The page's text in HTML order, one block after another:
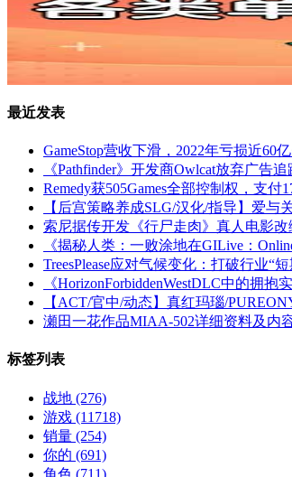
最近发表
GameStop营收下滑，2022年亏损近
《Pathfinder》开发商Owlcat放弃广告
Remedy获505Games全部控制权，支
【后宫策略养成SLG/汉化/指导】爱与
索尼据传开发《行尸走肉》真人电影
《揭秘人类：一败涂地在GILive：
TreesPlease应对气候变化：打破行业“
《HorizonForbiddenWestDLC中的拥
【ACT/官中/动态】真红玛瑙/
瀬田一花作品MIAA-502详细资料及内
标签列表
战地 (276)
游戏 (11718)
销量 (254)
你的 (691)
角色 (711)